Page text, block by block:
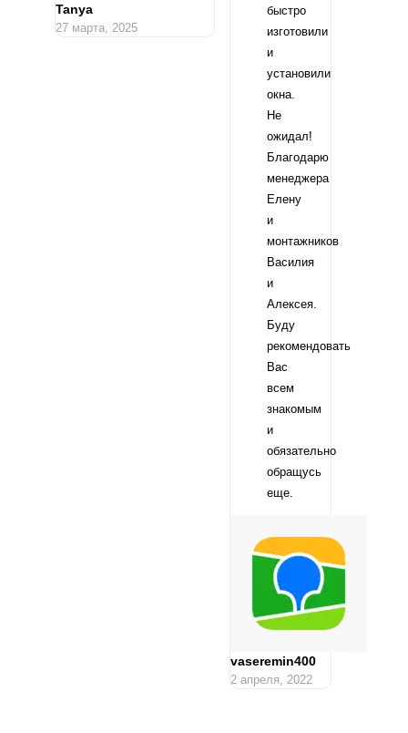
​Tanya
27 марта, 2025
быстро
изготовили
и
установили
окна.
Не
ожидал!
Благодарю
менеджера
Елену
и
монтажников
Василия
и
Алексея.
Буду
рекомендовать
Вас
всем
знакомым
и
обязательно
обращусь
еще.
vaseremin400
2 апреля, 2022